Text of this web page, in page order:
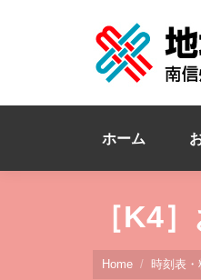
ホーム
［K4
Home 時刻表・